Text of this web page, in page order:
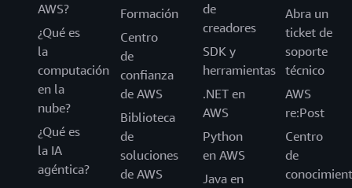
AWS?
¿Qué es
la
computación
en la
nube?
¿Qué es
la IA
agéntica?
Formación
Centro
de
confianza
de AWS
Biblioteca
de
soluciones
de AWS
de
creadores
SDK y
herramientas
.NET en
AWS
Python
en AWS
Java en
Abra un
ticket de
soporte
técnico
AWS
re:Post
Centro
de